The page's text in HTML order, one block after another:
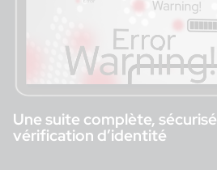
Une suite complète,
vérification d’identité